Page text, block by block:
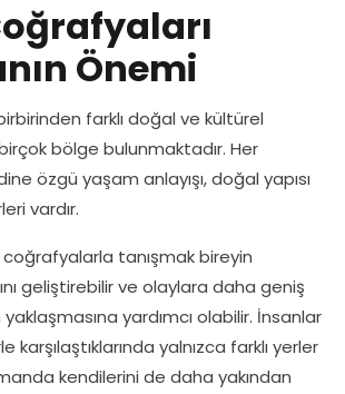
Önemi
farklı doğal ve kültürel
bölge bulunmaktadır. Her
özgü yaşam anlayışı, doğal yapısı
vardır.
coğrafyalarla tanışmak bireyin
geliştirebilir ve olaylara daha geniş
yardımcı olabilir. İnsanlar
yalnızca farklı yerler
kendilerini de daha yakından